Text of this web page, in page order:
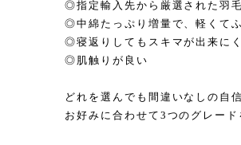
◎指定輸入先から厳選された羽
◎中綿たっぷり増量で、軽くて
◎寝返りしてもスキマが出来に
◎肌触りが良い
どれを選んでも間違いなしの自
お好みに合わせて3つのグレード